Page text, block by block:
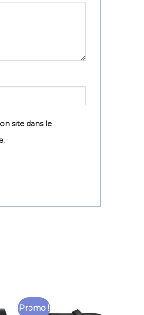
site dans le
Promo !